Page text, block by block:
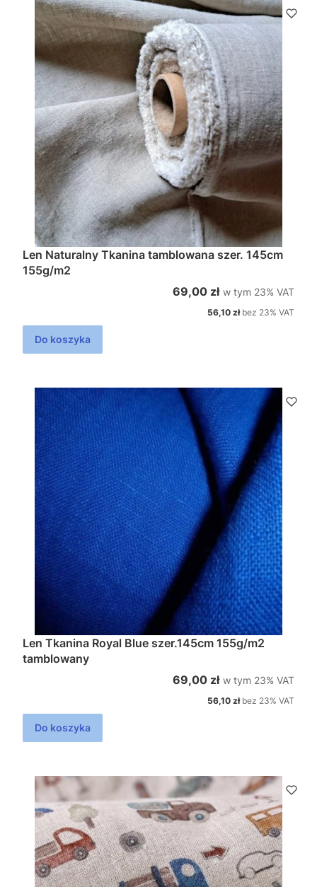
Len Naturalny Tkanina tamblowana szer. 145cm
155g/m2
Cena brutto
69,00 zł w tym %s VAT
w tym 23% VAT
Cena netto
56,10 zł bez 23% VAT
Do koszyka
Len Tkanina Royal Blue szer.145cm 155g/m2
tamblowany
Cena brutto
69,00 zł w tym %s VAT
w tym 23% VAT
Cena netto
56,10 zł bez 23% VAT
Do koszyka